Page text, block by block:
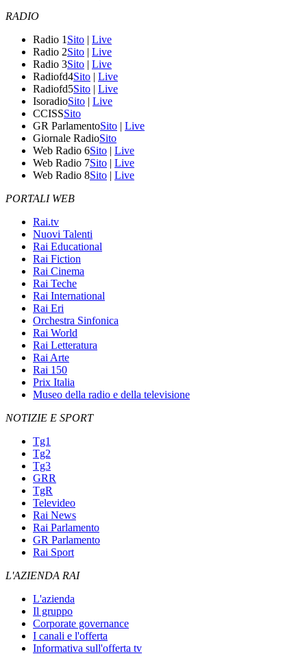
RADIO
Radio 1 Sito | Live
Radio 2Sito | Live
Radio 3Sito | Live
Radiofd4Sito | Live
Radiofd5Sito | Live
IsoradioSito | Live
CCISSSito
GR ParlamentoSito | Live
Giornale RadioSito
Web Radio 6Sito | Live
Web Radio 7Sito | Live
Web Radio 8Sito | Live
PORTALI WEB
Rai.tv
Nuovi Talenti
Rai Educational
Rai Fiction
Rai Cinema
Rai Teche
Rai International
Rai Eri
Orchestra Sinfonica
Rai World
Rai Letteratura
Rai Arte
Rai 150
Prix Italia
Museo della radio e della televisione
NOTIZIE E SPORT
Tg1
Tg2
Tg3
GRR
TgR
Televideo
Rai News
Rai Parlamento
GR Parlamento
Rai Sport
L'AZIENDA RAI
L'azienda
Il gruppo
Corporate governance
I canali e l'offerta
Informativa sull'offerta tv